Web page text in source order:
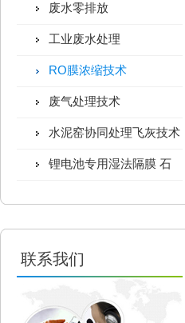
废水零排放
工业废水处理
RO膜浓缩技术
废气处理技术
水泥窑协同处理飞灰技术
锂电池专用湿法隔膜 石
联系我们